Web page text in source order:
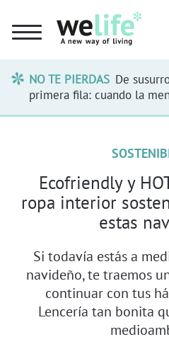
NO TE PIERDAS De
primera fila: cuando la
Ecofriendly y
ropa interior
estas
Si todavía estás a
navideño, te traemos
continuar con tus
Lencería tan bonita